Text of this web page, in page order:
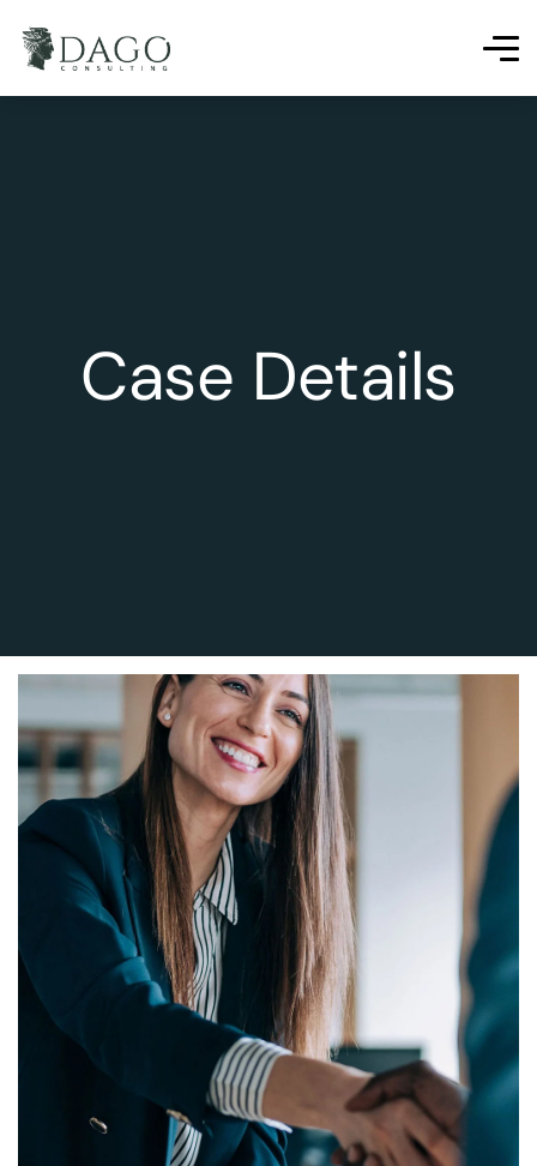
Case Details